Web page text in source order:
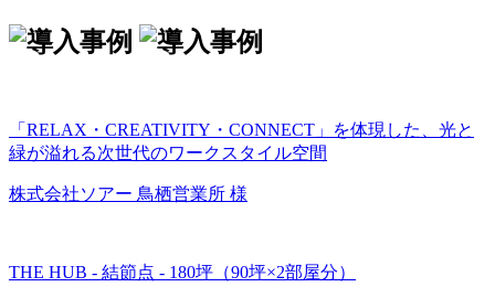
「RELAX・CREATIVITY・CONNECT」を体現した、光と
緑が溢れる次世代のワークスタイル空間
株式会社ソアー 鳥栖営業所 様
THE HUB - 結節点 - 180坪（90坪×2部屋分）